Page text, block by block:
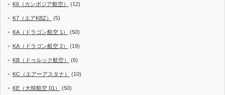
K6（カンボジア航空） (12)
K7（エアKBZ） (5)
KA（ドラゴン航空 1） (50)
KA（ドラゴン航空 2） (19)
KB（ドゥルック航空） (6)
KC（エアーアスタナ） (10)
KE（大韓航空 01） (50)